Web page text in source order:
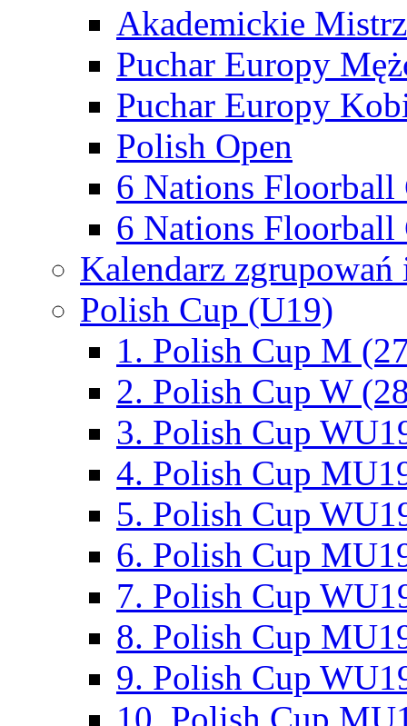
Akademickie
Puchar Europy
Puchar Europy
Polish Open
6 Nations Floorball
6 Nations Floorball
Kalendarz
Polish Cup (U19)
1. Polish Cup M
2. Polish Cup W
3. Polish Cup
4. Polish Cup
5. Polish Cup
6. Polish Cup
7. Polish Cup
8. Polish Cup
9. Polish Cup
10. Polish Cup